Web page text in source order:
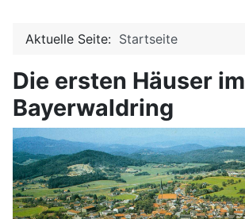
Aktuelle Seite: Startseite
Die ersten Häuser im
Bayerwaldring